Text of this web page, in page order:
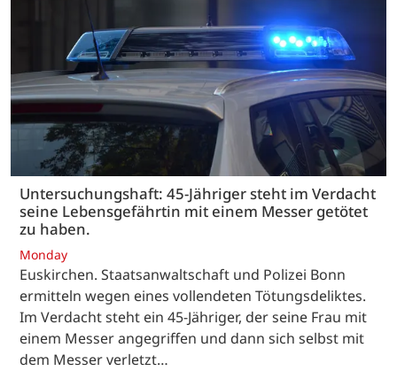
Untersuchungshaft: 45-Jähriger steht im Verdacht
seine Lebensgefährtin mit einem Messer getötet
zu haben.
Monday
Euskirchen. Staatsanwaltschaft und Polizei Bonn
ermitteln wegen eines vollendeten Tötungsdeliktes.
Im Verdacht steht ein 45-Jähriger, der seine Frau mit
einem Messer angegriffen und dann sich selbst mit
dem Messer verletzt…